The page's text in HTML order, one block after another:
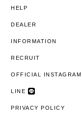
HELP
DEALER
INFORMATION
RECRUIT
OFFICIAL INSTAGRAM
LINE
PRIVACY POLICY